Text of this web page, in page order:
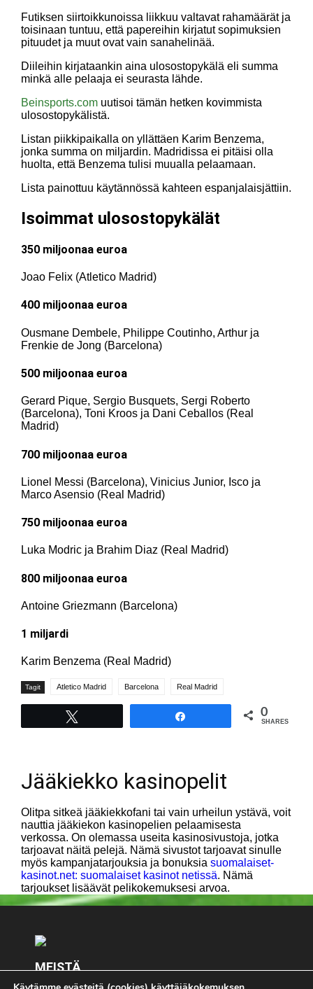
Futiksen siirtoikkunoissa liikkuu valtavat rahamäärät ja
toisinaan tuntuu, että papereihin kirjatut sopimuksien
pituudet ja muut ovat vain sanahelinää.
Diileihin kirjataankin aina ulosostopykälä eli summa
minkä alle pelaaja ei seurasta lähde.
Beinsports.com uutisoi tämän hetken kovimmista
ulosostopykälistä.
Listan piikkipaikalla on yllättäen Karim Benzema,
jonka summa on miljardin. Madridissa ei pitäisi olla
huolta, että Benzema tulisi muualla pelaamaan.
Lista painottuu käytännössä kahteen espanjalaisjättiin.
Isoimmat ulosostopykälät
350 miljoonaa euroa
Joao Felix (Atletico Madrid)
400 miljoonaa euroa
Ousmane Dembele, Philippe Coutinho, Arthur ja
Frenkie de Jong (Barcelona)
500 miljoonaa euroa
Gerard Pique, Sergio Busquets, Sergi Roberto
(Barcelona), Toni Kroos ja Dani Ceballos (Real
Madrid)
700 miljoonaa euroa
Lionel Messi (Barcelona), Vinicius Junior, Isco ja
Marco Asensio (Real Madrid)
750 miljoonaa euroa
Luka Modric ja Brahim Diaz (Real Madrid)
800 miljoonaa euroa
Antoine Griezmann (Barcelona)
1 miljardi
Karim Benzema (Real Madrid)
Tagit Atletico Madrid Barcelona Real Madrid
0
SHARES
Jääkiekko kasinopelit
Olitpa sitkeä jääkiekkofani tai vain urheilun ystävä, voit
nauttia jääkiekon kasinopelien pelaamisesta
verkossa. On olemassa useita kasinosivustoja, jotka
tarjoavat näitä pelejä. Nämä sivustot tarjoavat sinulle
myös kampanjatarjouksia ja bonuksia suomalaiset-
kasinot.net: suomalaiset kasinot netissä. Nämä
tarjoukset lisäävät pelikokemuksesi arvoa.
MEISTÄ